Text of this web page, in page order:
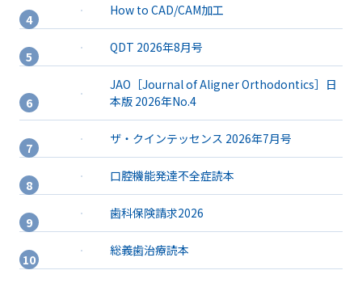
How to CAD/CAM加工
QDT 2026年8月号
JAO［Journal of Aligner Orthodontics］日
本版 2026年No.4
ザ・クインテッセンス 2026年7月号
口腔機能発達不全症読本
歯科保険請求2026
総義歯治療読本